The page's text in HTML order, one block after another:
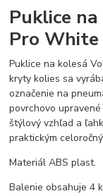
Puklice
Pro
Puklice na kolesá
kryty kolies sa
označenie na
povrchovo
štýlový vzhľad a
praktickým
Materiál ABS plast.
Balenie obsahuje 4